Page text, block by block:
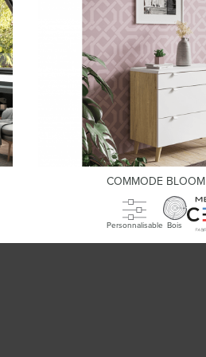
COMMODE BLOOM
Personnalisable Bois